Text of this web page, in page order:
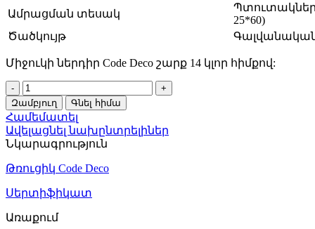
Ամրացման տեսակ
Պտուտակներ/
25*60)
Ծածկույթ
Միջուկի ներդիր Code Deco շարք 14 կլոր հիմքով:
Ներդիր
միջուկի
Code
Deco
DP-
C-
14-
CFM
27225
quantity
Զամբյուղ Գնել հիմա
Համեմատել
Ավելացնել նախընտրելիներ
Նկարագրություն
Թռուցիկ Code Deco
Սերտիֆիկատ
Առաքում